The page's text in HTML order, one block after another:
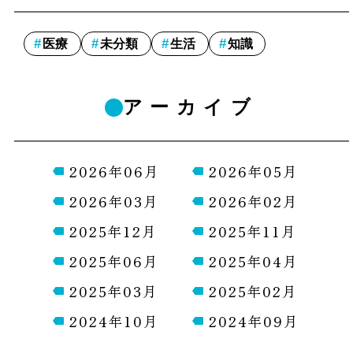
医療 未分類 生活 知識
アーカイブ
2026年06月
2026年05月
2026年03月
2026年02月
2025年12月
2025年11月
2025年06月
2025年04月
2025年03月
2025年02月
2024年10月
2024年09月